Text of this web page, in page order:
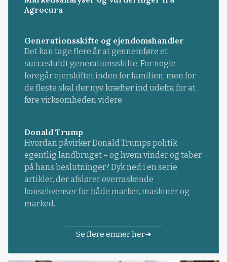
Agrocura
Generationsskifte og ejendomshandler
Det kan tage flere år at gennemføre et
succesfuldt generationsskifte. For nogle
foregår ejerskiftet inden for familien, men for
de fleste skal der nye kræfter ind udefra for at
føre virksomheden videre.
Donald Trump
Hvordan påvirker Donald Trumps politik
egentlig landbruget – og hvem vinder og taber
på hans beslutninger? Dyk ned i en serie
artikler, der afslører overraskende
konsekvenser for både marker, maskiner og
marked.
Se flere emner her